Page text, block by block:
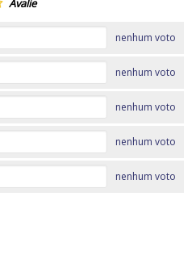
nenhum voto
nenhum voto
nenhum voto
nenhum voto
nenhum voto